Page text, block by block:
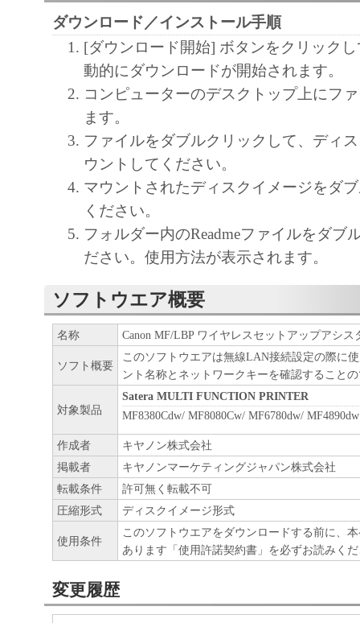
(1) キヤノンは、お客様が「キヤノン製品
のために、「キヤノン製品」に直接または
通じ接続される複数のコンピューター（以
と言います。）において、「本ソフトウェ
契約書においては、「本ソフトウェア」を
の記憶媒体上にインストールすること、ま
ターにおいて表示すること、アクセスする
実行することのいずれも含むものとします
非独占的権利をお客様に対して許諾します
た「指定機器」にネットワークを通じて接
ューター上で、かかるコンピューターの使
「本ソフトウェア」を使用させることがで
るコンピューターの使用者に本契約書上の
を遵守させるとともに、その履行に関し全
を条件とします。
(2) お客様は、上記(1)に基づいて「本ソフ
するためのバックアップとして、「本ソフ
部、複製することができます。
(3) 上記(1)および(2)に定める場合を除き、
ヤノンのライセンサーのいかなる知的財産
と黙示たるとを問わず、本契約書によって
るいは許諾されるものではありません。
２．制限
(1) お客様は、再使用許諾、譲渡、販売、
くは貸与その他の方法により、第三者に「
ア」を使用させることはできません。
ダウンロード／インストール手順
[ダウンロード開始] ボタンをクリック
動的にダウンロードが開始されます。
コンピューターのデスクトップ上にフ
ます。
ファイルをダブルクリックして、ディ
ウントしてください。
マウントされたディスクイメージをダ
ください。
フォルダー内のReadmeファイルをダブ
ださい。使用方法が表示されます。
ソフトウエア概要
名称 Canon MF/LBP ワイヤレスセットアップアシス
ソフト概要
このソフトウエアは無線LAN接続設定の際に
ント名称とネットワークキーを確認すること
対象製品
Satera MULTI FUNCTION PRINTER
MF8380Cdw/ MF8080Cw/ MF6780dw/ MF4890dw
作成者
キヤノン株式会社
掲載者
キヤノンマーケティングジャパン株式会社
転載条件
許可無く転載不可
圧縮形式
ディスクイメージ形式
使用条件
このソフトウエアをダウンロードする前に、
あります「使用許諾契約書」を必ずお読みく
変更履歴